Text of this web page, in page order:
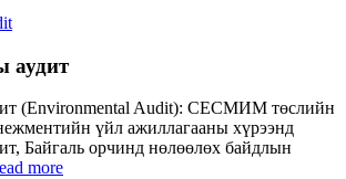
аудит
(Environmental Audit): СЕСМИМ төслийн
үйл ажиллагааны хүрээнд
Байгаль орчинд нөлөөлөх байдлын
more